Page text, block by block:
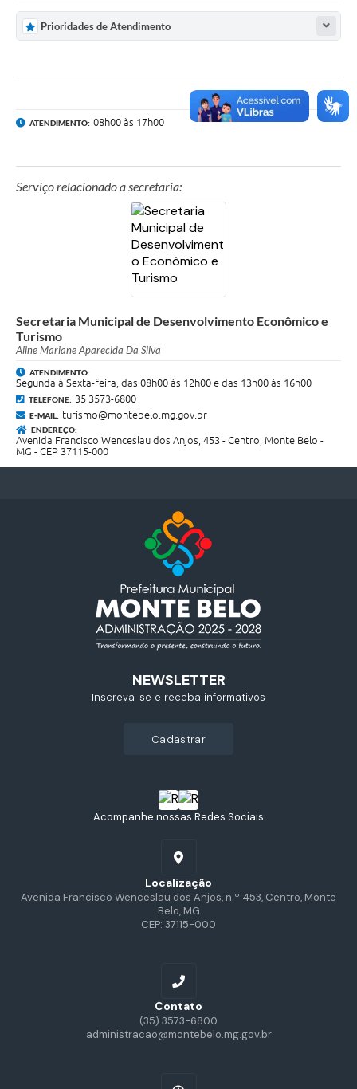
Prioridades de Atendimento
ATENDIMENTO: 08h00 às 17h00
Serviço relacionado a secretaria:
Secretaria Municipal de Desenvolvimento Econômico e
Turismo
Aline Mariane Aparecida Da Silva
ATENDIMENTO:
Segunda à Sexta-feira, das 08h00 às 12h00 e das 13h00 às 16h00
TELEFONE: 35 3573-6800
E-MAIL: turismo@montebelo.mg.gov.br
ENDEREÇO:
Avenida Francisco Wenceslau dos Anjos, 453 - Centro, Monte Belo -
MG - CEP 37115-000
Acompanhe nossas Redes Sociais
Localização
Avenida Francisco Wenceslau dos Anjos, n.º 453, Centro, Monte
Belo, MG
CEP: 37115-000
Contato
(35) 3573-6800
administracao@montebelo.mg.gov.br
NEWSLETTER
Inscreva-se e receba informativos
cadastrar